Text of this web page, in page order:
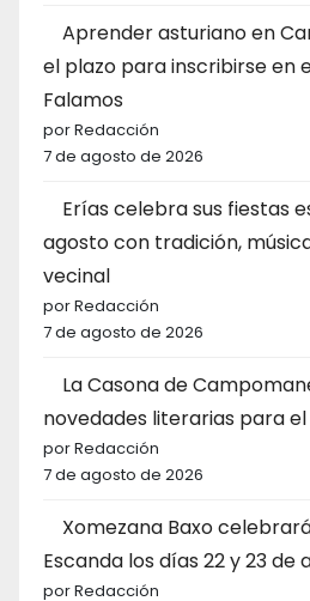
Aprender asturiano en
el plazo para inscribirse en
Falamos
por Redacción
7 de agosto de 2026
Erías celebra sus fiestas
agosto con tradición,
vecinal
por Redacción
7 de agosto de 2026
La Casona de
novedades literarias para
por Redacción
7 de agosto de 2026
Xomezana Baxo
Escanda los días 22 y 23 de
por Redacción